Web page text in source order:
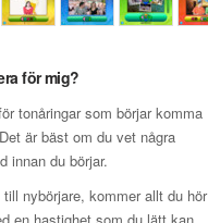
för mig?
tonåringar som börjar komma
är bäst om du vet några
innan du börjar.
nybörjare, kommer allt du hör